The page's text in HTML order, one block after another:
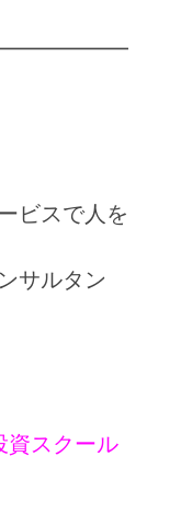
ビスで人を
サルタン
スクール